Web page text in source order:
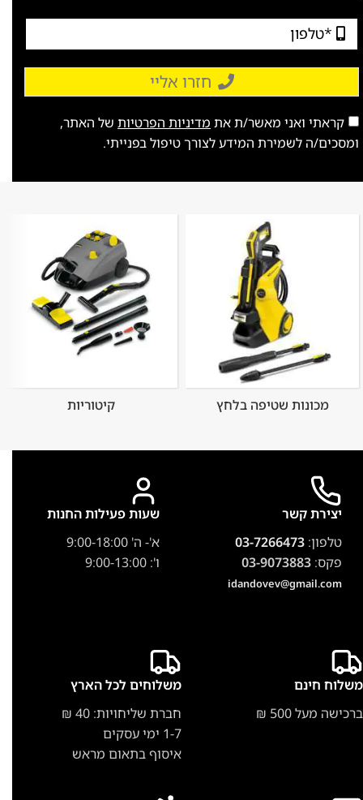
חזרו אליי
קראתי ואני מאשר/ת את מדיניות הפרטיות של האתר,
ומסכים/ה לשמירת המידע לצורך טיפול בפנייתי.
מכונות שטיפה בלחץ קיטוריות
יצירת קשר
טלפון:03-7266473
פקס:03-9073883
idandovev@gmail.com
שעות פעילות החנות
א'- ה' 9:00-18:00
ו': 9:00-13:00
משלוח חינם
ברכישה מעל 500 ₪
משלוחים לכל הארץ
חברת שליחויות: 40 ₪
1-7 ימי עסקים
איסוף בתאום מראש